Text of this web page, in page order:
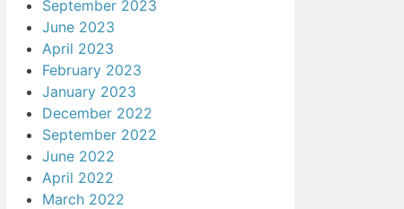
September 2023
June 2023
April 2023
February 2023
January 2023
December 2022
September 2022
June 2022
April 2022
March 2022